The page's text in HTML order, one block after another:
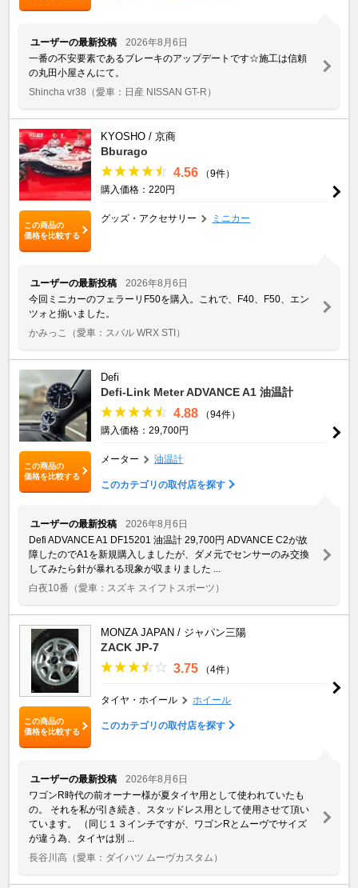
ユーザーの最新投稿
2026年8月6日
一番の不安要素であるブレーキのアップデートです☆施工は信頼
の丸田小屋さんにて。
Shincha vr38 （愛車：日産 NISSAN GT-R）
この商品の
価格を比較する
KYOSHO / 京商
Bburago
4.56
（9件）
購入価格：220円
グッズ・アクセサリー ミニカー
ユーザーの最新投稿
2026年8月6日
今回ミニカーのフェラーリF50を購入。これで、F40、F50、エン
ツォと揃いました。
かみっこ
（愛車：スバル WRX STI）
この商品の
価格を比較する
Defi
Defi-Link Meter ADVANCE A1 油温計
4.88
（94件）
購入価格：29,700円
メーター 油温計
このカテゴリの取付店を探す
ユーザーの最新投稿
2026年8月6日
Defi ADVANCE A1 DF15201 油温計 29,700円 ADVANCE C2が故
障したのでA1を新規購入しましたが、ダメ元でセンサーのみ交換
してみたら針が暴れる現象が収まりました ...
白夜10番 （愛車：スズキ スイフトスポーツ）
この商品の
価格を比較する
MONZA JAPAN / ジャパン三陽
ZACK JP-7
3.75 （4件）
タイヤ・ホイール ホイール
このカテゴリの取付店を探す
ユーザーの最新投稿
2026年8月6日
ワゴンR時代の前オーナー様が夏タイヤ用として使われていたも
の。 それを私が引き続き、スタッドレス用として使用させて頂い
ています。 （同じ１３インチですが、ワゴンRとムーヴでサイズ
が違う為、タイヤは別 ...
長谷川高 （愛車：ダイハツ ムーヴカスタム）